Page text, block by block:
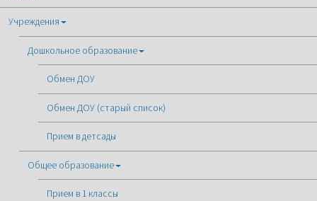
Учреждения
Дошкольное образование
Обмен ДОУ
Обмен ДОУ (старый список)
Прием в детсады
Общее образование
Прием в 1 классы